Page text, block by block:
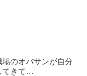
場のオバサンが自分
てきて…